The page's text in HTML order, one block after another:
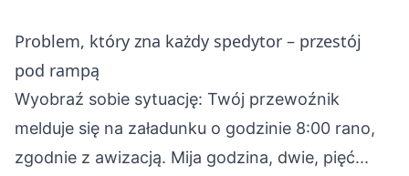
Problem, który zna każdy spedytor – przestój
pod rampą
Wyobraź sobie sytuację: Twój przewoźnik
melduje się na załadunku o godzinie 8:00 rano,
zgodnie z awizacją. Mija godzina, dwie, pięć...